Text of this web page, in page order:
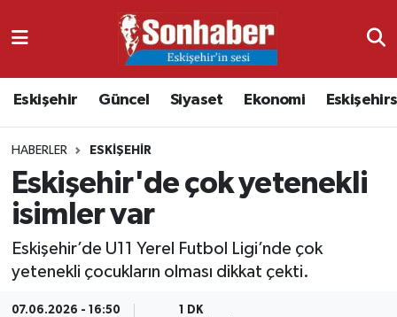
Eskişehir Güncel Siyaset Ekonomi
HABERLER ESKIŞEHIR
Eskişehir'de çok yetenekli
isimler var
Eskişehir’de U11 Yerel Futbol Ligi’nde çok
yetenekli çocukların olması dikkat çekti.
07.06.2026 - 16:50 1 DK
Ekonomi
Güncel
Kültür & Sanat
Nöbetçi Eczaneler
Namaz Vakitleri
Trafik Durumu
Süper Lig Puan Durumu ve Fikstür